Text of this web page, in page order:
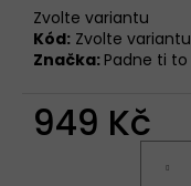
Zvolte variantu
Kód: Zvolte variantu
Značka: Padne ti to
949 Kč